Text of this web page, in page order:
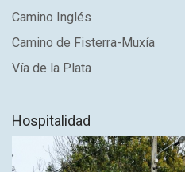
Camino Inglés
Camino de Fisterra-Muxía
Vía de la Plata
Hospitalidad